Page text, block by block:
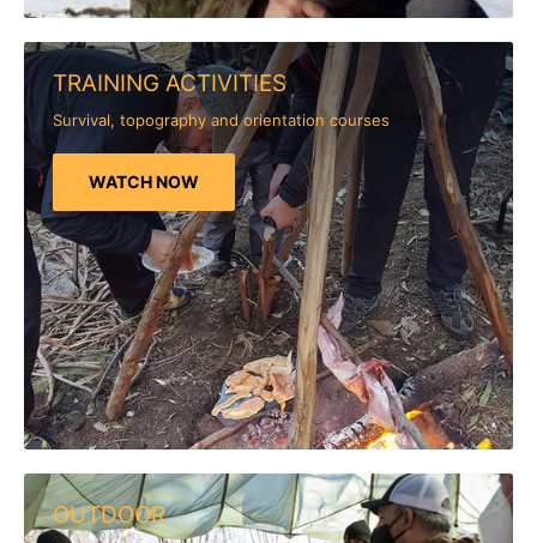
TRAINING ACTIVITIES
Survival, topography and orientation courses
WATCH NOW
OUTDOOR